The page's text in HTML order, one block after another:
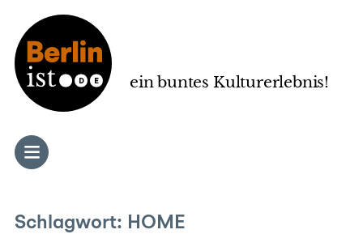
ein buntes Kulturerlebnis!
Schlagwort: HOME